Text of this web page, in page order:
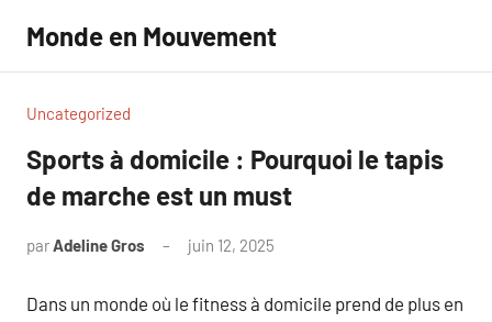
contenu
Monde en Mouvement
Uncategorized
Sports à domicile : Pourquoi le tapis
de marche est un must
parAdeline Gros juin 12, 2025
Dans un monde où le fitness à domicile prend de plus en